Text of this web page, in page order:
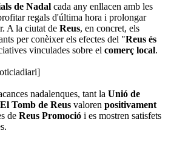
de Nadal cada any enllacen amb les
regals d'última hora i prolongar
A la ciutat de Reus, en concret, els
per conèixer els efectes del "Reus és
vinculades sobre el comerç local.
nadalenques, tant la Unió de
El Tomb de Reus valoren positivament
de Reus Promoció i es mostren satisfets